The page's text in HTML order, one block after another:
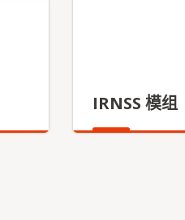
IRNSS 模组